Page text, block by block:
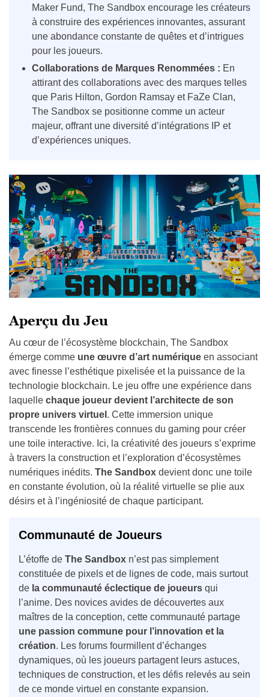
Maker Fund, The Sandbox encourage les créateurs
à construire des expériences innovantes, assurant
une abondance constante de quêtes et d’intrigues
pour les joueurs.
Collaborations de Marques Renommées : En
attirant des collaborations avec des marques telles
que Paris Hilton, Gordon Ramsay et FaZe Clan,
The Sandbox se positionne comme un acteur
majeur, offrant une diversité d’intégrations IP et
d’expériences uniques.
Aperçu du Jeu
Au cœur de l’écosystème blockchain, The Sandbox
émerge comme une œuvre d’art numérique en associant
avec finesse l’esthétique pixelisée et la puissance de la
technologie blockchain. Le jeu offre une expérience dans
laquelle chaque joueur devient l’architecte de son
propre univers virtuel . Cette immersion unique
transcende les frontières connues du gaming pour créer
une toile interactive. Ici, la créativité des joueurs s’exprime
à travers la construction et l’exploration d’écosystèmes
numériques inédits. The Sandbox devient donc une toile
en constante évolution, où la réalité virtuelle se plie aux
désirs et à l’ingéniosité de chaque participant.
Communauté de Joueurs
L’étoffe de The Sandbox n’est pas simplement
constituée de pixels et de lignes de code, mais surtout
de la communauté éclectique de joueurs qui
l’anime. Des novices avides de découvertes aux
maîtres de la conception, cette communauté partage
une passion commune pour l’innovation et la
création. Les forums fourmillent d’échanges
dynamiques, où les joueurs partagent leurs astuces,
techniques de construction, et les défis relevés au sein
de ce monde virtuel en constante expansion.